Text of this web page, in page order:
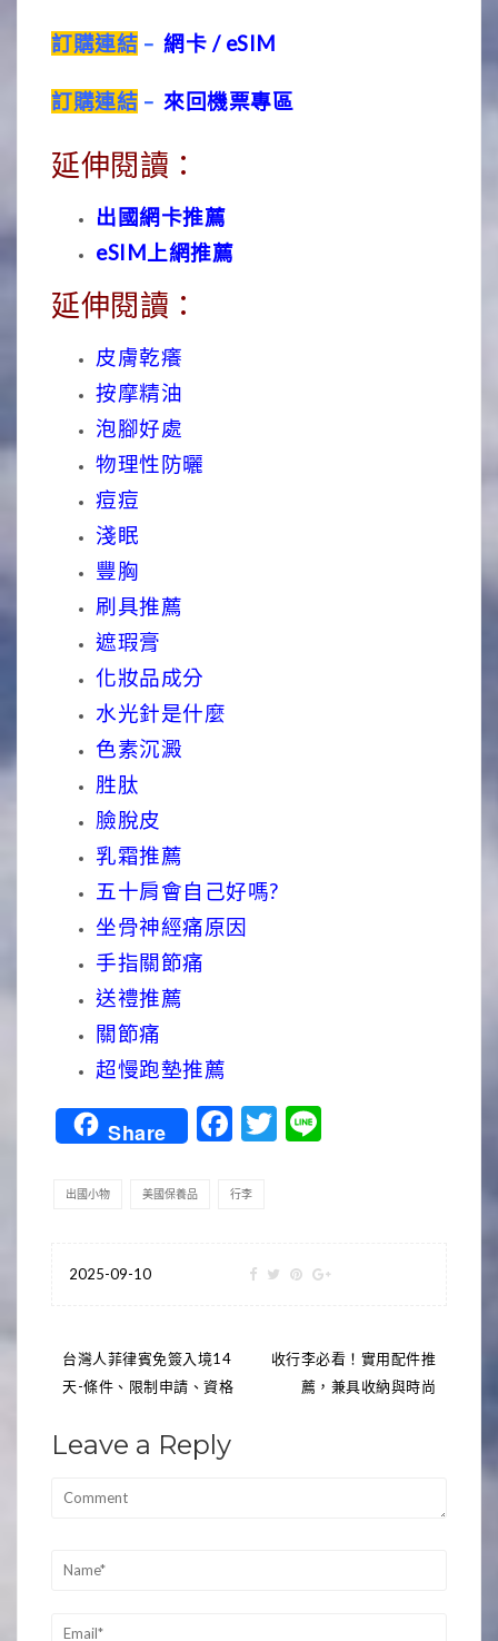
訂購連結 – 網卡 / eSIM
訂購連結 – 來回機票專區
延伸閱讀：
出國網卡推薦
eSIM上網推薦
延伸閱讀：
皮膚乾癢
按摩精油
泡腳好處
物理性防曬
痘痘
淺眠
豐胸
刷具推薦
遮瑕膏
化妝品成分
水光針是什麼
色素沉澱
胜肽
臉脫皮
乳霜推薦
五十肩會自己好嗎?
坐骨神經痛原因
手指關節痛
送禮推薦
關節痛
超慢跑墊推薦
Share Facebook
Twitter
Line
出國小物 美國保養品 行李
2025-09-10
文
章
導
台灣人菲律賓免簽入境14
天-條件、限制申請、資格
收行李必看！實用配件推
薦，兼具收納與時尚
Leave a Reply